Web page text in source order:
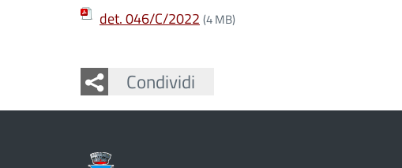
det. 046/C/2022 (4 MB)
Condividi
Facebook
Twitter
Whatsapp